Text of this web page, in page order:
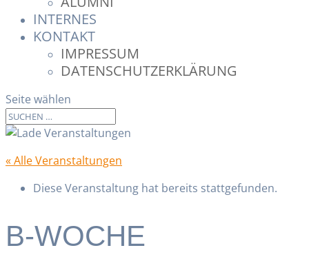
INTERNES
KONTAKT
IMPRESSUM
DATENSCHUTZERKLÄRUNG
Seite wählen
« Alle Veranstaltungen
Diese Veranstaltung hat bereits stattgefunden.
B-WOCHE